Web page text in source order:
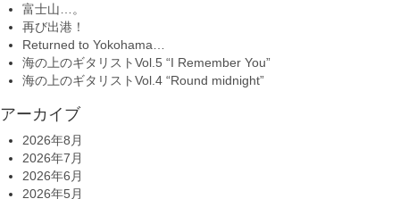
富士山…。
再び出港！
Returned to Yokohama…
海の上のギタリストVol.5 “I Remember You”
海の上のギタリストVol.4 “Round midnight”
アーカイブ
2026年8月
2026年7月
2026年6月
2026年5月